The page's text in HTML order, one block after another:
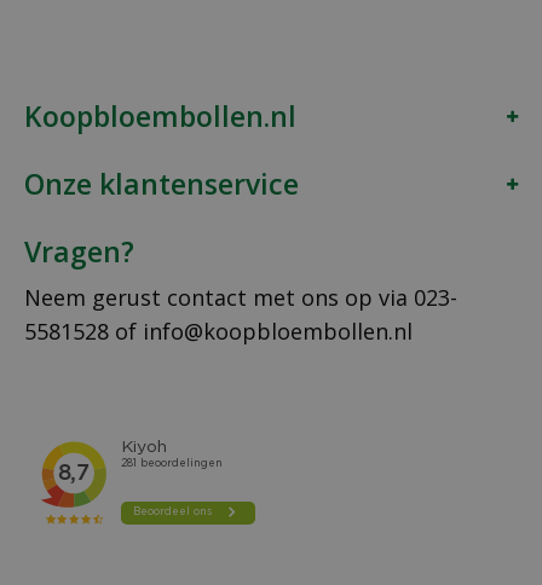
Koopbloembollen.nl
Onze klantenservice
Vragen?
Neem gerust contact met ons op via 023-
5581528 of info@koopbloembollen.nl